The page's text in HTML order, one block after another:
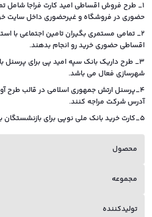
1_ طرح فروش اقساطی امید کارت فراجا شامل
حضوری در فروشگاه و غیرحضوری داخل سایت
2_ تمامی مستمری بگیران تامین اجتماعی با
اقساطی حضوری خرید رو انجام بدهند.
3_ طرح داریک بانک سپه امید پی برای پرسنل
شهرسازی فعال می باشد.
4_پرسنل ارتش جمهوری اسلامی در قالب طرح
آدرس شرکت مراجه کنند.
5_کارت خرید بانک ملی نوپی برای بازنشستگان بانک ملی و کارکنان آموزش پرورش.
محصول
مجموعه
تولیدکننده